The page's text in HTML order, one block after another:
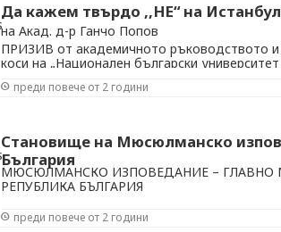
Да кажем твърдо ,,НЕ“ на
на Акад. д-р Ганчо Попов
ПРИЗИВ от академичното ръководството и
коси на „Национален български
преди повече от 2 години
Становище на Мюсюлманско
България
МЮСЮЛМАНСКО ИЗПОВЕДАНИЕ –
РЕПУБЛИКА БЪЛГАРИЯ
преди повече от 2 години